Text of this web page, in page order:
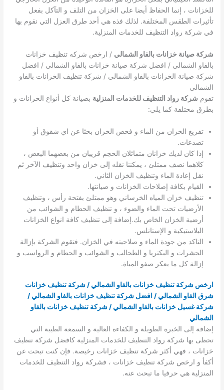
للخزانات ، إنما الحفاظ أيضا على الخزان من التلف و التآكل بفعل
تأثيرات الطقس المختلفة. لذلك فذه هي أحد طرق العزل التي نقوم بها
في شركة رواد التنظيف للخدمات المنزلية.
شركة صيانة خزانات بالفاو الشمالي / ارخص شركه تنظيف خزانات
بالفاو الشمالي / افضل شركة صيانة خزانات بالفاو الشمالي / افضل
شركة صيانة الخزانات بالفاو الشمالي / شركة تنظيف الخزانات بالفاو
الشمالي
تقوم شركة رواد التنظيف للخدمات المنزلية بصيانة كل أنواع الخزانات و
بطرق مختلفة كما يلي:
تفريغ الخزان من الماء و فحص الخزان بحثا عن اي شقوق أو
تصدعات.
إذا كان لديك خزانان متماثلان الحجم قريبان من بعضهما البعض ،
كلاهما نصف ممتلئ ، يمكننا نقله إلى خزان واحد وتنظيف الآخر ثم
نقل إعادة الماء وتنظيف الخزان الثاني.
القيام بكافة إصلاحات الخزانات و صيانتها.
تنظيف خزان المياه الخرساني وهو ممتلئ بفتحة رأس ، وتنظيف
الأرضيات تحت الماء والضوء ، و تنظيف الحطام و الشوائب من
أرضية الخزان الخاص بك.إضافة إلى تنظيف كافة انواع الخزانات
البلاستيكية و الإستانلس.
التاكد من جودة الماء و صلاحيته في الخزان. فتقوم الشركة بإزالة
الحشرات و البكتريا و الطحالب و الشوائب و الحطام و الرواسب و
إزالة كل ما يعكر صفو المياة.
ارخص شركة تنظيف خزانات بالفاو الشمالي / شركة تنظيف خزانات
شرق الفاو الشمالي / افضل شركة تنظيف خزانات بالفاو الشمالي /
شركة غسيل خزانات بالفاو الشمالي / شركة تنظيف خزانات بالفاو
الشمالي
إضافة إلى الخبرة الطويلة و الكفاءة العالية و السمعة الطيبة التي
تحظى بها شركة رواد التنظيف للخدمات المنزلية كافضل شركة تنظيف
خزانات ، فهي أكثر شركة تنظيف خزانات رخيصة. فإن كنت تبحث عن
أكفأ و ارخص شركة تنظيف خزانات ، فشركة رواد التنظيف للخدمات
المنزلية هي حرفيا ما تبحث عنه.